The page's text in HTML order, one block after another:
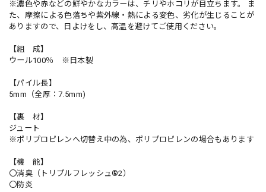
※濃色や赤などの鮮やかなカラーは、チリやホコリが目立ちます。 ま
た、摩擦による色落ちや紫外線・熱による変色、劣化が生じることが
ありますので、日よけをし、高温を避けてご使用ください。
【組 成】
ウール100％ ※日本製
【パイル長】
5mm（全厚：7.5mm)
【裏 材】
ジュート
※ポリプロピレンへ切替え中の為、ポリプロピレンの場合もあります
【機 能】
〇消臭（トリプルフレッシュ®2）
〇防炎